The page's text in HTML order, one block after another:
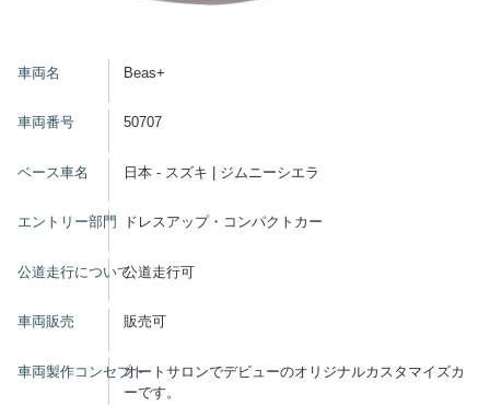
車両名 Beas+
車両番号 50707
ベース車名 日本 - スズキ | ジムニーシエラ
エントリー部門 ドレスアップ・コンパクトカー
公道走行について公道走行可
車両販売 販売可
車両製作コンセプトオートサロンでデビューのオリジナルカスタマイズカ
ーです。